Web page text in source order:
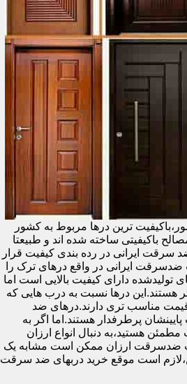
ترین درها مربوط به کشور
باکیفیتی ساخته شده اند و طبیعتا
سرقت ایرانی در رده بندی کیفیت قرار
ضدسرقت ایرانی در واقع درهای ترک را
تولیدشده دارای کیفیت بالایی است اما
هستند.این درها نسبت به درب هایی که
مناسب تری دارند.درهای ضد
پرطرفدار هستند.اما اگر به
هستید،به دنبال انواع ارزان
ضدسرقت ارزان ممکن است مشابه یک
است موقع خرید دربهای ضد سرقت